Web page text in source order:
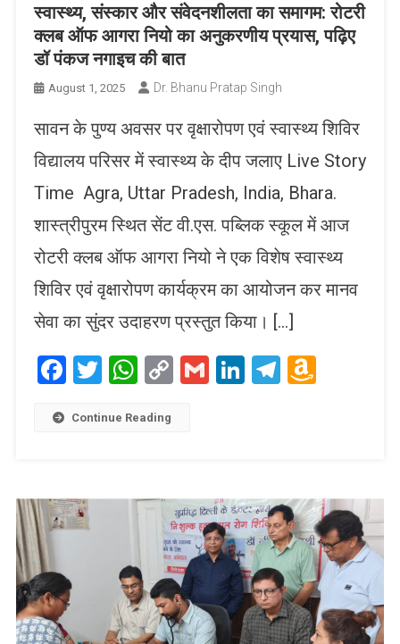
स्वास्थ्य, संस्कार और संवेदनशीलता का समागम: रोटरी
क्लब ऑफ आगरा नियो का अनुकरणीय प्रयास, पढ़िए
डॉ पंकज नगाइच की बात
August 1, 2025 Dr. Bhanu Pratap Singh
सावन के पुण्य अवसर पर वृक्षारोपण एवं स्वास्थ्य शिविर
विद्यालय परिसर में स्वास्थ्य के दीप जलाए Live Story
Time Agra, Uttar Pradesh, India, Bhara.
शास्त्रीपुरम स्थित सेंट वी.एस. पब्लिक स्कूल में आज
रोटरी क्लब ऑफ आगरा नियो ने एक विशेष स्वास्थ्य
शिविर एवं वृक्षारोपण कार्यक्रम का आयोजन कर मानव
सेवा का सुंदर उदाहरण प्रस्तुत किया। […]
Facebook
Twitter
WhatsApp
CopyGmailLinkedIn
Telegram
Continue Reading